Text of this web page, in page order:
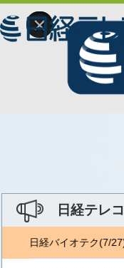
×
日経テレ
6) 日経バイオテク(7/27)